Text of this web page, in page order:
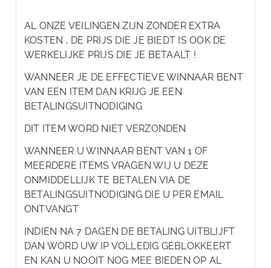
AL ONZE VEILINGEN ZIJN ZONDER EXTRA
KOSTEN , DE PRIJS DIE JE BIEDT IS OOK DE
WERKELIJKE PRIJS DIE JE BETAALT !
WANNEER JE DE EFFECTIEVE WINNAAR BENT
VAN EEN ITEM DAN KRIJG JE EEN
BETALINGSUITNODIGING
DIT ITEM WORD NIET VERZONDEN
WANNEER U WINNAAR BENT VAN 1 OF
MEERDERE ITEMS VRAGEN WIJ U DEZE
ONMIDDELLIJK TE BETALEN VIA DE
BETALINGSUITNODIGING DIE U PER EMAIL
ONTVANGT
INDIEN NA 7 DAGEN DE BETALING UITBLIJFT
DAN WORD UW IP VOLLEDIG GEBLOKKEERT
EN KAN U NOOIT NOG MEE BIEDEN OP AL